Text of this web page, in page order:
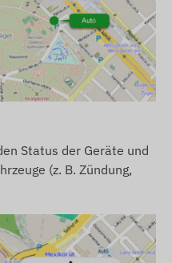
Status der Geräte und
(z. B. Zündung,